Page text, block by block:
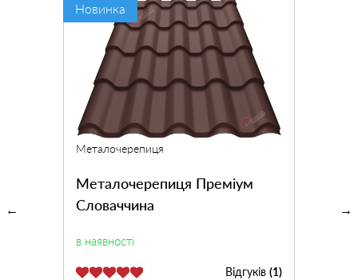
Новинка
Металочерепиця
Металочерепиця Преміум
Словаччина
в наявності
Відгуків (1)